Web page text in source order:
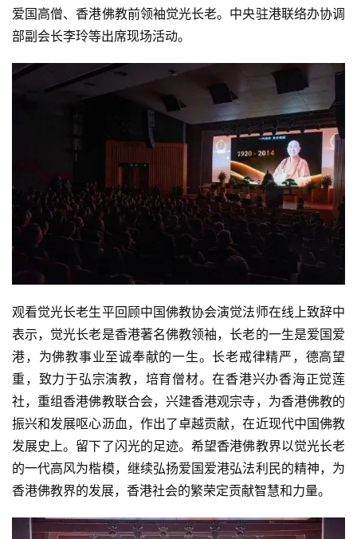
爱国高僧、香港佛教前领袖觉光长老。中央驻港联络办协调
部副会长李玲等出席现场活动。
观看觉光长老生平回顾中国佛教协会演觉法师在线上致辞中
表示，觉光长老是香港著名佛教领袖，长老的一生是爱国爱
港，为佛教事业至诚奉献的一生。长老戒律精严，德高望
重，致力于弘宗演教，培育僧材。在香港兴办香海正觉莲
社，重组香港佛教联合会，兴建香港观宗寺，为香港佛教的
振兴和发展呕心沥血，作出了卓越贡献，在近现代中国佛教
发展史上。留下了闪光的足迹。希望香港佛教界以觉光长老
的一代高风为楷模，继续弘扬爱国爱港弘法利民的精神，为
香港佛教界的发展，香港社会的繁荣定贡献智慧和力量。